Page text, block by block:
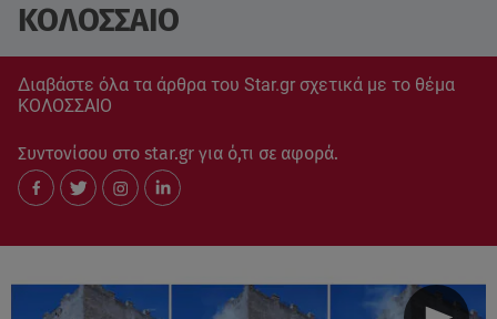
ΚΟΛΟΣΣΑΙΟ
Διαβάστε όλα τα άρθρα του Star.gr σχετικά με το θέμα
ΚΟΛΟΣΣΑΙΟ
Συντονίσου στο star.gr για ό,τι σε αφορά.